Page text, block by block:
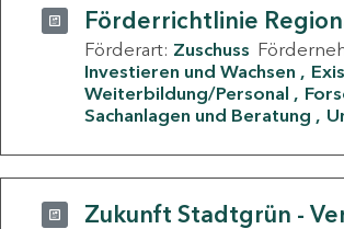
Förderrichtlinie
Förderart: Zuschuss
Investieren und Wachsen
Weiterbildung/Personal
Sachanlagen und Beratung
Zukunft Stadtgrün -